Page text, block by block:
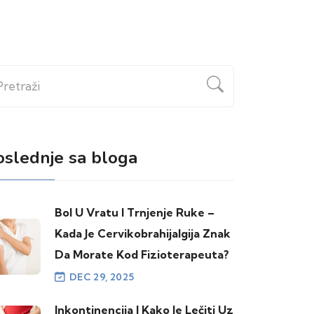
sa bloga
Bol U Vratu I Trnjenje Ruke –
Kada Je Cervikobrahijalgija Znak
Da Morate Kod Fizioterapeuta?
DEC 29, 2025
Inkontinencija I Kako Je Lečiti Uz